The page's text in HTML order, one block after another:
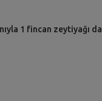
1 fincan zeytiyağı da